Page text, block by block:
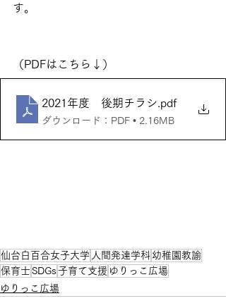
す。
（PDFはこちら↓）
2021年度 後期チラシ .pdf
ダウンロード：PDF • 2.16MB
仙台白百合女子大学 人間発達学科幼稚園教諭
保育士 SDGs 子育て支援 ゆりっこ広場
ゆりっこ広場